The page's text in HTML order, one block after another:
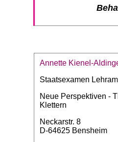
Annette Kienel-
Staatsexamen
Neue Perspektiven -
Klettern
Neckarstr. 8
D-64625 Bensheim